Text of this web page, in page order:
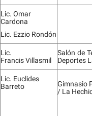
Lic. Omar
Cardona
Lic. Ezzio Rondón
Lic.
Francis Villasmil
Salón de
Deportes
Lic. Euclides
Barreto
Gimnasio
/ La